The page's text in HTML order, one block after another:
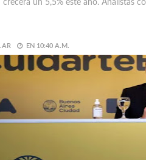
crecerá un 5,5% este año. Analistas
EN 10:40 A.M.